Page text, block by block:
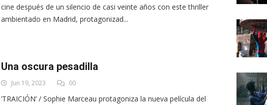
cine después de un silencio de casi veinte años con este thriller
ambientado en Madrid, protagonizad...
Una oscura pesadilla
Jun 19, 2023 00
‘TRAICIÓN’ / Sophie Marceau protagoniza la nueva película del